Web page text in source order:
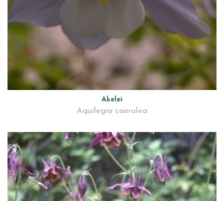
Akelei
Aquilegia caerulea